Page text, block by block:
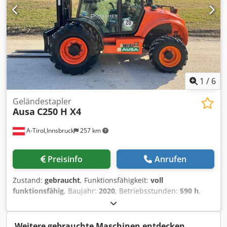
Außenspiegel, Joystick, Scheibenwischer,
1 / 6
A-Tirol,Innsbruck 257 km
Geländestapler
Ausa C250 H X4
Preisinfo Anrufen
Zustand: gebraucht, Funktionsfähigkeit: voll
funktionsfähig, Baujahr: 2020, Betriebsstunden: 590 h,
, Hubhöhe:4’300 mm
mm, Kraftstofftyp:Diesel, Masttyp:Triplex, Bauhöhe:2’320
mm, Leistung:37 kW (50.31 PS), Gabelträgerbreite: